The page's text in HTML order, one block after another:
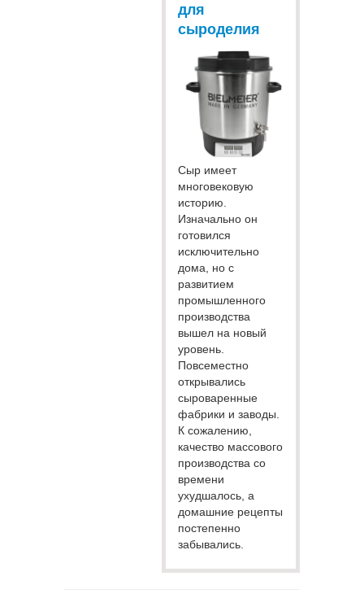
для
сыроделия
Сыр имеет
многовековую
историю.
Изначально он
готовился
исключительно
дома, но с
развитием
промышленного
производства
вышел на новый
уровень.
Повсеместно
открывались
сыроваренные
фабрики и заводы.
К сожалению,
качество массового
производства со
времени
ухудшалось, а
домашние рецепты
постепенно
забывались.